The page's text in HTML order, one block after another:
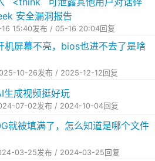
安全漏洞报告
15:40发布 / 05-16 20:04回复
机屏幕不亮，bios也进不去了是啥
10-26发布 / 2025-12-12回复
生成视频挺好玩
07-02发布 / 2024-10-04回复
就被填满了，怎么知道是哪个文件
03-25发布 / 2024-03-25回复